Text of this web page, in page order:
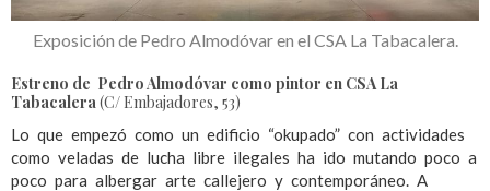
Exposición de Pedro Almodóvar en el CSA La Tabacalera.
Estreno de Pedro Almodóvar como pintor en CSA La
Tabacalera (C/ Embajadores, 53)
Lo que empezó como un edificio “okupado” con actividades
como veladas de lucha libre ilegales ha ido mutando poco a
poco para albergar arte callejero y contemporáneo. A